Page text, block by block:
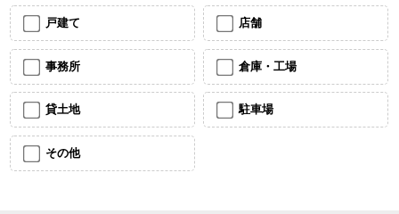
戸建て 店舗
事務所 倉庫・工場
貸土地 駐車場
その他